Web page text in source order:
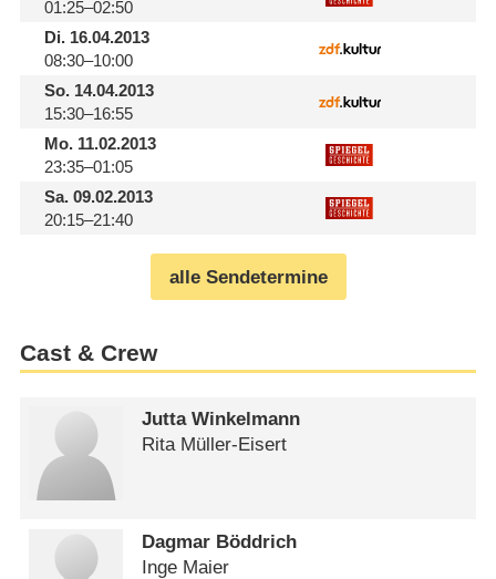
01:25–02:50
Di.16.04.2013
08:30–10:00
So.14.04.2013
15:30–16:55
Mo.11.02.2013
23:35–01:05
Sa.09.02.2013
20:15–21:40
alle Sendetermine
Cast & Crew
Jutta Winkelmann
Rita Müller-Eisert
Dagmar Böddrich
Inge Maier